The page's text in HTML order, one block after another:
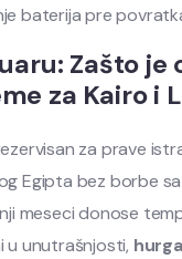
baterija pre
Zašto je
za Kairo i
za prave
Egipta bez borbe
meseci donose
u unutrašnjosti,